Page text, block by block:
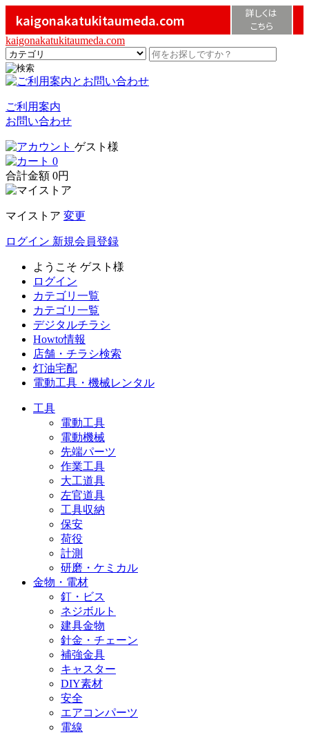
kaigonakatukitaumeda.com
詳しくは
こちら
kaigonakatukitaumeda.com
ご利用案内
お問い合わせ
ゲスト様
0
合計金額 0円
マイストア 変更
ログイン 新規会員登録
ようこそ ゲスト様
ログイン
カテゴリ一覧
カテゴリ一覧
デジタルチラシ
Howto情報
店舗・チラシ検索
灯油宅配
電動工具・機械レンタル
工具
電動工具
電動機械
先端パーツ
作業工具
大工道具
左官道具
工具収納
保安
荷役
計測
研磨・ケミカル
金物・電材
釘・ビス
ネジボルト
建具金物
針金・チェーン
補強金具
キャスター
DIY素材
安全
エアコンパーツ
電線